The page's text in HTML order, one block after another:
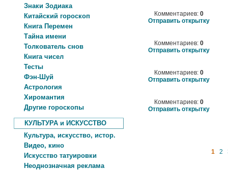
Знаки Зодиака
Китайский гороскоп
Книга Перемен
Тайна имени
Толкователь снов
Книга чисел
Тесты
Фэн-Шуй
Астрология
Хиромантия
Другие гороскопы
КУЛЬТУРА и ИСКУССТВО
Культура, искусство, истор.
Видео, кино
Искусство татуировки
Неоднозначная реклама
Комментариев: 0
Отправить открытку
Комментариев: 0
Отправить открытку
Комментариев: 0
Отправить открытку
Комментариев: 0
Отправить открытку
1 2